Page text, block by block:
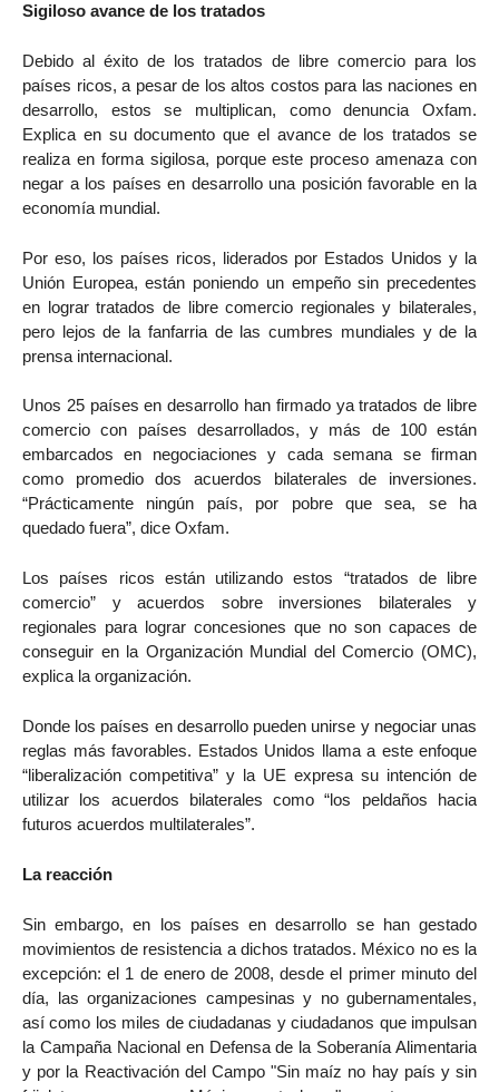
Sigiloso avance de los tratados
Debido al éxito de los tratados de libre comercio para los
países ricos, a pesar de los altos costos para las naciones en
desarrollo, estos se multiplican, como denuncia Oxfam.
Explica en su documento que el avance de los tratados se
realiza en forma sigilosa, porque este proceso amenaza con
negar a los países en desarrollo una posición favorable en la
economía mundial.
Por eso, los países ricos, liderados por Estados Unidos y la
Unión Europea, están poniendo un empeño sin precedentes
en lograr tratados de libre comercio regionales y bilaterales,
pero lejos de la fanfarria de las cumbres mundiales y de la
prensa internacional.
Unos 25 países en desarrollo han firmado ya tratados de libre
comercio con países desarrollados, y más de 100 están
embarcados en negociaciones y cada semana se firman
como promedio dos acuerdos bilaterales de inversiones.
“Prácticamente ningún país, por pobre que sea, se ha
quedado fuera”, dice Oxfam.
Los países ricos están utilizando estos “tratados de libre
comercio” y acuerdos sobre inversiones bilaterales y
regionales para lograr concesiones que no son capaces de
conseguir en la Organización Mundial del Comercio (OMC),
explica la organización.
Donde los países en desarrollo pueden unirse y negociar unas
reglas más favorables. Estados Unidos llama a este enfoque
“liberalización competitiva” y la UE expresa su intención de
utilizar los acuerdos bilaterales como “los peldaños hacia
futuros acuerdos multilaterales”.
La reacción
Sin embargo, en los países en desarrollo se han gestado
movimientos de resistencia a dichos tratados. México no es la
excepción: el 1 de enero de 2008, desde el primer minuto del
día, las organizaciones campesinas y no gubernamentales,
así como los miles de ciudadanas y ciudadanos que impulsan
la Campaña Nacional en Defensa de la Soberanía Alimentaria
y por la Reactivación del Campo "Sin maíz no hay país y sin